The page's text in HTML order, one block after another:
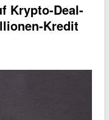
Krypto-Deal-
Kredit